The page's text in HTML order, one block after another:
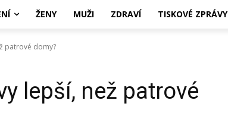
ŽENY MUŽI ZDRAVÍ TISKOVÉ ZPRÁVY
patrové domy?
lepší, než patrové